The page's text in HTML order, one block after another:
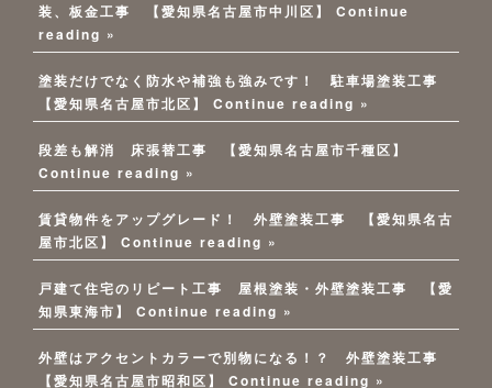
装、板金工事 【愛知県名古屋市中川区】
Continue
reading »
塗装だけでなく防水や補強も強みです！ 駐車場塗装工事
【愛知県名古屋市北区】
Continue reading »
段差も解消 床張替工事 【愛知県名古屋市千種区】
Continue reading »
賃貸物件をアップグレード！ 外壁塗装工事 【愛知県名古
屋市北区】
Continue reading »
戸建て住宅のリピート工事 屋根塗装・外壁塗装工事 【愛
知県東海市】
Continue reading »
外壁はアクセントカラーで別物になる！？ 外壁塗装工事
【愛知県名古屋市昭和区】
Continue reading »